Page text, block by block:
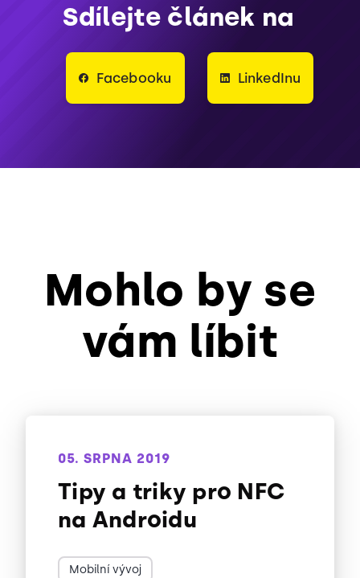
Sdílejte článek na
Facebooku LinkedInu
Mohlo by se
vám líbit
05. SRPNA 2019
Tipy a triky pro NFC
na Androidu
Mobilní vývoj